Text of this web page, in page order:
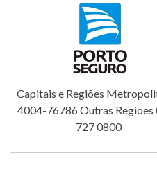
Capitais e Regiões
4004-76786 Outras Regiões
727 0800